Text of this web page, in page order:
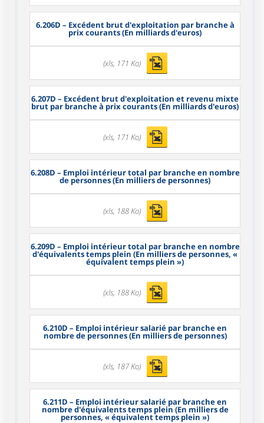
6.206D – Excédent brut d'exploitation par branche à
prix courants (En milliards d'euros)
(xls, 171 Ko)
6.207D – Excédent brut d'exploitation et revenu mixte
brut par branche à prix courants (En milliards d'euros)
(xls, 171 Ko)
6.208D – Emploi intérieur total par branche en nombre
de personnes (En milliers de personnes)
(xls, 188 Ko)
6.209D – Emploi intérieur total par branche en nombre
d'équivalents temps plein (En milliers de personnes, «
équivalent temps plein »)
(xls, 188 Ko)
6.210D – Emploi intérieur salarié par branche en
nombre de personnes (En milliers de personnes)
(xls, 187 Ko)
6.211D – Emploi intérieur salarié par branche en
nombre d'équivalents temps plein (En milliers de
personnes, « équivalent temps plein »)